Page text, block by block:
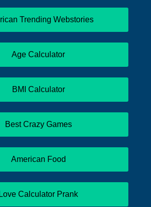
Trending Webstories
Age Calculator
BMI Calculator
Best Crazy Games
American Food
Love Calculator Prank